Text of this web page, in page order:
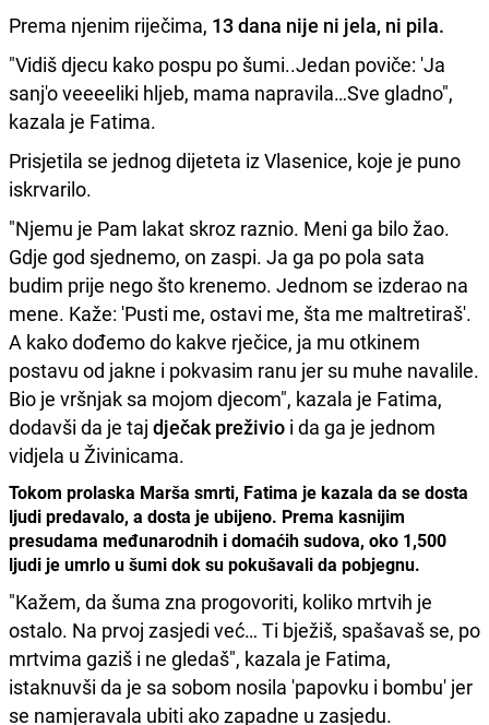
Prema njenim riječima, 13 dana nije ni jela, ni pila.
"Vidiš djecu kako pospu po šumi..Jedan poviče: 'Ja
sanj'o veeeeliki hljeb, mama napravila…Sve gladno",
kazala je Fatima.
Prisjetila se jednog dijeteta iz Vlasenice, koje je puno
iskrvarilo.
"Njemu je Pam lakat skroz raznio. Meni ga bilo žao.
Gdje god sjednemo, on zaspi. Ja ga po pola sata
budim prije nego što krenemo. Jednom se izderao na
mene. Kaže: 'Pusti me, ostavi me, šta me maltretiraš'.
A kako dođemo do kakve rječice, ja mu otkinem
postavu od jakne i pokvasim ranu jer su muhe navalile.
Bio je vršnjak sa mojom djecom", kazala je Fatima,
dodavši da je taj dječak preživio i da ga je jednom
vidjela u Živinicama.
Tokom prolaska Marša smrti, Fatima je kazala da se dosta
ljudi predavalo, a dosta je ubijeno. Prema kasnijim
presudama međunarodnih i domaćih sudova, oko 1,500
ljudi je umrlo u šumi dok su pokušavali da pobjegnu.
"Kažem, da šuma zna progovoriti, koliko mrtvih je
ostalo. Na prvoj zasjedi već… Ti bježiš, spašavaš se, po
mrtvima gaziš i ne gledaš", kazala je Fatima,
istaknuvši da je sa sobom nosila 'papovku i bombu' jer
se namjeravala ubiti ako zapadne u zasjedu.